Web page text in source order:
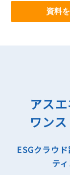
アス
ワン
ESGクラウ
テ